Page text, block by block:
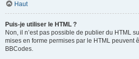
Haut
Puis-je utiliser le HTML ?
Non, il n’est pas possible de publier du HTML
mises en forme permises par le HTML peuvent
BBCodes.